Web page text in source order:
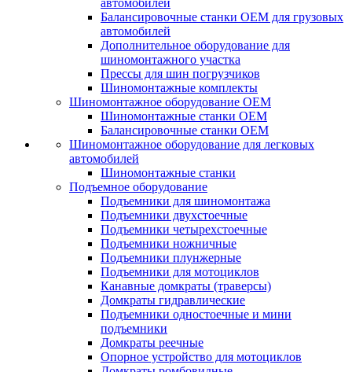
автомобилей
Балансировочные станки ОЕМ для грузовых
автомобилей
Дополнительное оборудование для
шиномонтажного участка
Прессы для шин погрузчиков
Шиномонтажные комплекты
Шиномонтажное оборудование ОЕМ
Шиномонтажные станки ОЕМ
Балансировочные станки ОЕМ
Шиномонтажное оборудование для легковых
автомобилей
Шиномонтажные станки
Подъемное оборудование
Подъемники для шиномонтажа
Подъемники двухстоечные
Подъемники четырехстоечные
Подъемники ножничные
Подъемники плунжерные
Подъемники для мотоциклов
Канавные домкраты (траверсы)
Домкраты гидравлические
Подъемники одностоечные и мини
подъемники
Домкраты реечные
Опорное устройство для мотоциклов